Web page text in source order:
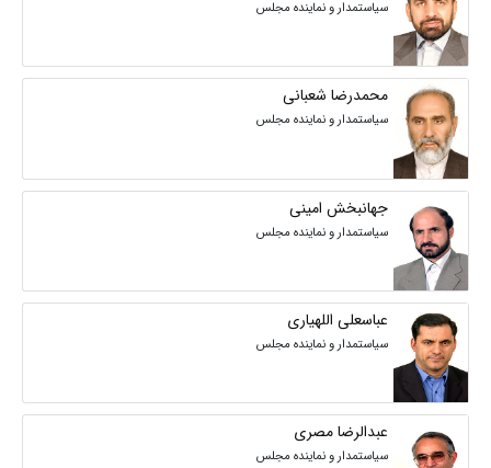
سیاستمدار و نماینده مجلس
محمدرضا شعبانی
سیاستمدار و نماینده مجلس
جهانبخش امینی
سیاستمدار و نماینده مجلس
عباسعلی اللهیاری
سیاستمدار و نماینده مجلس
عبدالرضا مصری
سیاستمدار و نماینده مجلس